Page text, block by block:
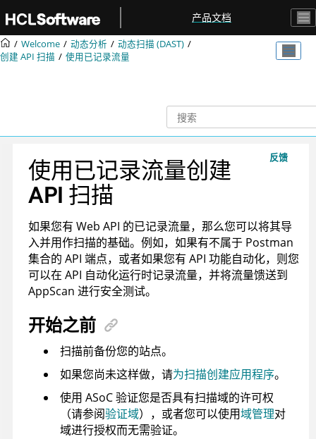
产品文档
Welcome 动态分析
动态扫描 (DAST)
创建 API 扫描
使用已记录流量
反馈
使用已记录流量创建
API 扫描
如果您有 Web API 的已记录流量，那么您可以将其导
入并用作扫描的基础。例如，如果有不属于 Postman
集合的 API 端点，或者如果您有 API 功能自动化，则您
可以在 API 自动化运行时记录流量，并将流量馈送到
AppScan 进行安全测试。
开始之前
扫描前备份您的站点。
如果您尚未这样做，请为扫描创建应用程序。
使用 ASoC验证您是否具有扫描域的许可权
（请参阅验证域），或者您可以使用域管理对
域进行授权而无需验证。